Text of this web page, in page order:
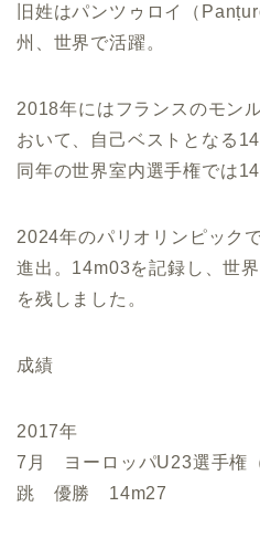
旧姓はパンツゥロイ（
州、世界で活躍。
2018年にはフランスのモン
おいて、自己ベストとなる
同年の世界室内選手権では
2024年のパリオリンピック
進出。14m03を記録し、世
を残しました。
成績
2017年
7月 ヨーロッパU23選手権
跳 優勝 14m27